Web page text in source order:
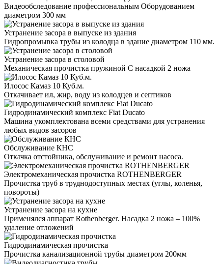
Видеообследование профессиональным Оборудованием
диаметром 300 мм
Устранение засора в выпуске из здания
Гидропромывка трубы из колодца в здание диаметром 110 мм.
Устранение засора в столовой
Механическая прочистка пружиной С насадкой 2 ножа
Илосос Камаз 10 Куб.м.
Откачивает ил, жир, воду из колодцев и септиков
Гидродинамический комплекс Fiat Ducato
Машина укомплектована всеми средствами для устранения
любых видов засоров
Обслуживание КНС
Откачка отстойника, обслуживание и ремонт насоса.
Электромеханическая прочистка ROTHENBERGER
Прочистка труб в труднодоступных местах (углы, коленья,
повороты)
Устранение засора на кухне
Применялся аппарат Rothenberger. Насадка 2 ножа – 100%
удаление отложений
Гидродинамическая прочистка
Прочистка канализационной трубы диаметром 200мм